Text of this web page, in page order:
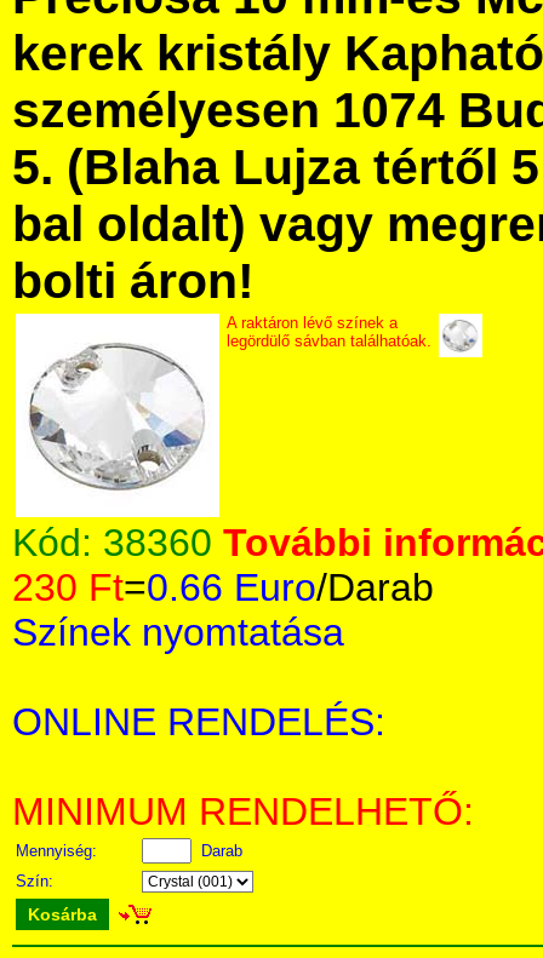
kerek kristály
személyesen 1074
5. (Blaha Lujza tértől
bal oldalt) vagy
bolti áron!
A raktáron lévő színek a
legördülő sávban találhatóak.
Kód: 38360 További
230 Ft=0.66 Euro/Darab
Színek nyomtatása
ONLINE RENDELÉS:
MINIMUM RENDELHETŐ:
Mennyiség:
Darab
Szín:
Kosárba